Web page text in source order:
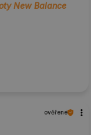
New Balance
ověřené